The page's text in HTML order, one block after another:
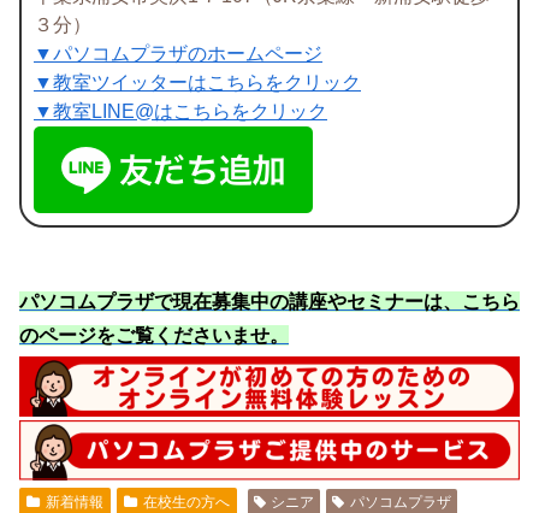
３分）
▼パソコムプラザのホームページ
▼教室ツイッターはこちらをクリック
▼教室LINE@はこちらをクリック
パソコムプラザで現在募集中の講座やセミナーは、こちら
のページをご覧くださいませ。
新着情報 在校生の方へ シニア
パソコムプラザ